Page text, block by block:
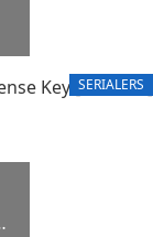
SERIALERS